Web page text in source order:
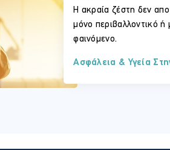
Η ακραία ζέστη δεν
μόνο περιβαλλοντικό ή
φαινόμενο.
Ασφάλεια & Υγεία